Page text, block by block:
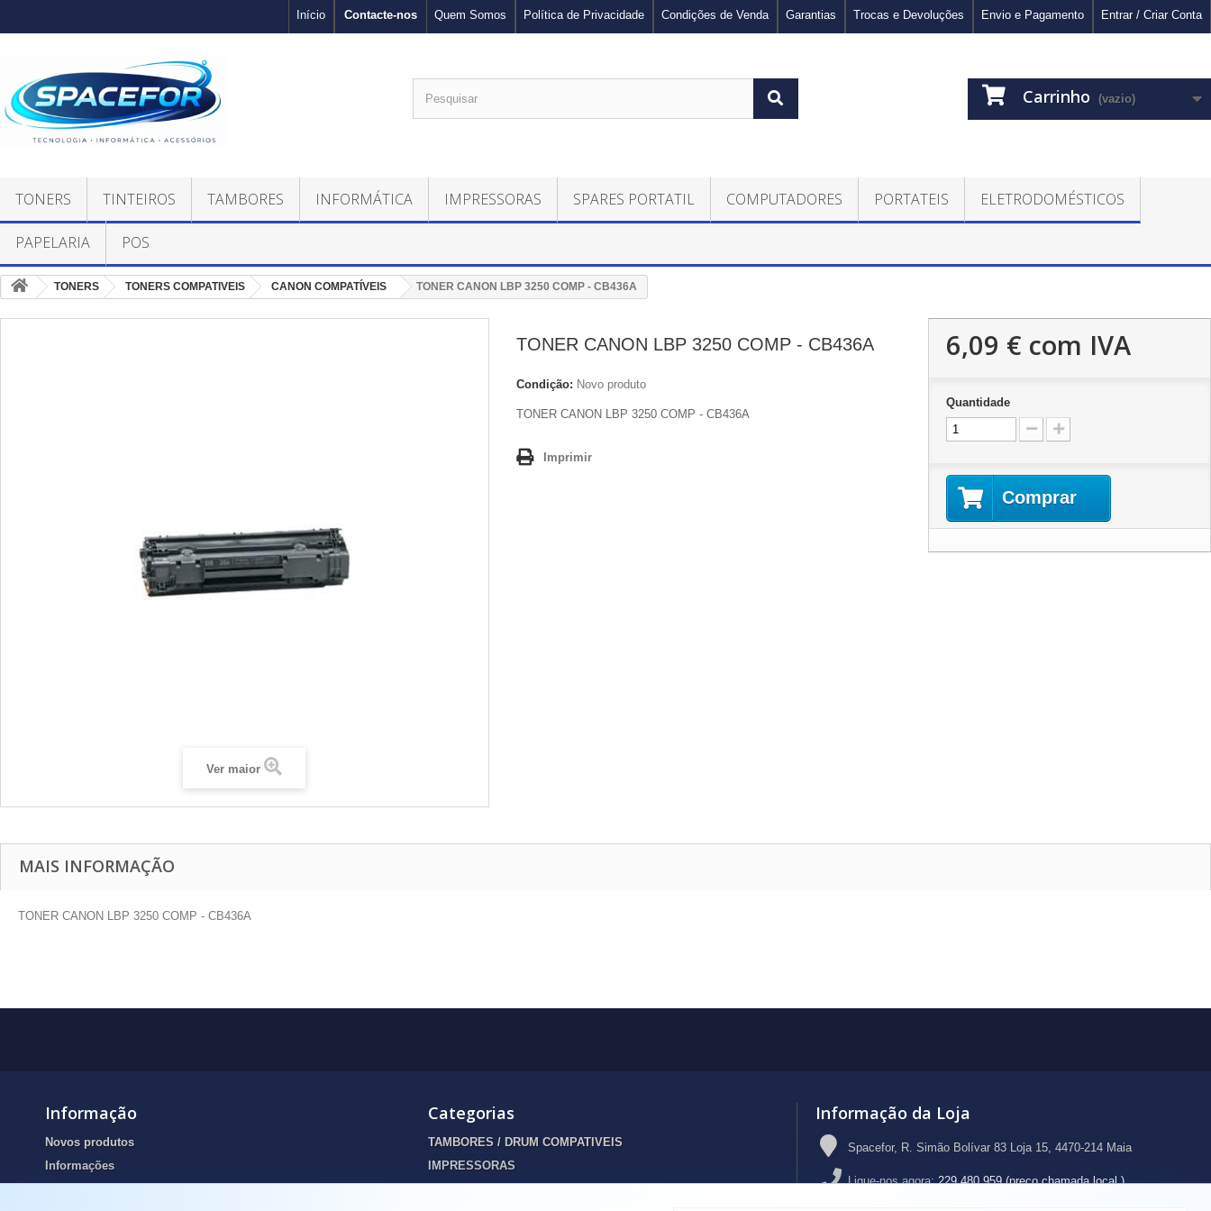
Entrar / Criar Conta
Envio e Pagamento
Trocas e Devoluções
Garantias
Condições de Venda
Política de Privacidade
Quem Somos
Contacte-nos
Início
Carrinho (vazio)
TONERS TINTEIROS TAMBORES INFORMÁTICA IMPRESSORAS SPARES PORTATIL COMPUTADORES PORTATEIS ELETRODOMÉSTICOS
PAPELARIA POS
TONERS TONERS COMPATIVEIS CANON COMPATÍVEIS TONER CANON LBP 3250 COMP - CB436A
Ver maior
TONER CANON LBP 3250 COMP - CB436A
Condição: Novo produto
TONER CANON LBP 3250 COMP - CB436A
Imprimir
6,09 € com IVA
Quantidade
Comprar
MAIS INFORMAÇÃO
TONER CANON LBP 3250 COMP - CB436A
Informação
Novos produtos
Informações
Portes de envio
Categorias
TAMBORES / DRUM COMPATIVEIS
IMPRESSORAS
INFORMATICA
Informação da Loja
Spacefor, R. Simão Bolívar 83 Loja 15, 4470-214 Maia
Ligue-nos agora:229 480 959 (preço chamada local )